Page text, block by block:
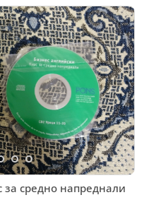
за средно напреднали